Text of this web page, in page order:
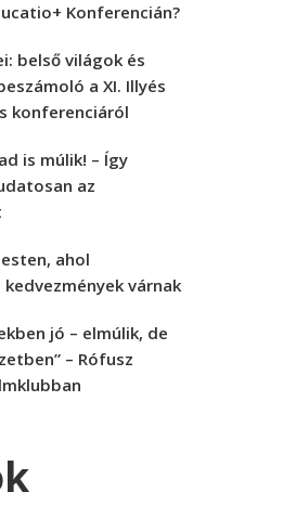
Konferencián?
belső világok és
a XI. Illyés
konferenciáról
is múlik! – Így
az
ahol
várnak
jó – elmúlik, de
– Rófusz